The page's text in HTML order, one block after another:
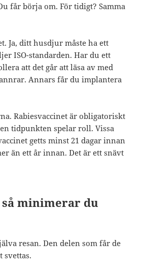
får börja om. För tidigt? Samma
Ja, ditt husdjur måste ha ett
ISO-standarden. Har du ett
att det går att läsa av med
Annars får du implantera
Rabiesvaccinet är obligatoriskt
tidpunkten spelar roll. Vissa
getts minst 21 dagar innan
än ett år innan. Det är ett snävt
så minimerar du
resan. Den delen som får de
svettas.